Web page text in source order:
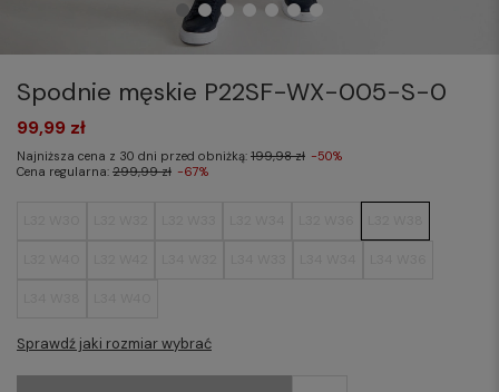
Spodnie męskie P22SF-WX-005-S-0
Sprawdź jaki rozmiar wybrać
99,99 zł
Najniższa cena z 30 dni przed obniżką: 199,98 zł -50%
Cena regularna: 299,99 zł -67%